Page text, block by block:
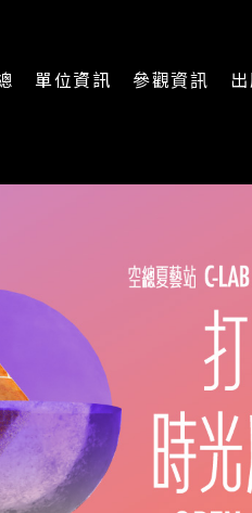
單位資訊 參觀資訊
交通與地圖
導覽服務